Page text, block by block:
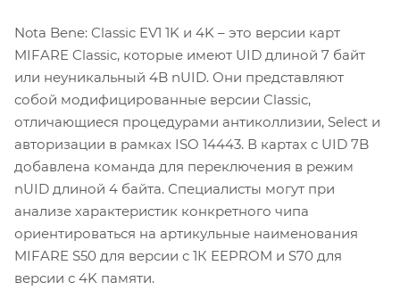
Nota Bene: Classic EV1 1K и 4K – это версии карт
MIFARE Classic, которые имеют UID длиной 7 байт
или неуникальный 4B nUID. Они представляют
собой модифицированные версии Classic,
отличающиеся процедурами антиколлизии, Select и
авторизации в рамках ISO 14443. В картах с UID 7B
добавлена команда для переключения в режим
nUID длиной 4 байта. Специалисты могут при
анализе характеристик конкретного чипа
ориентироваться на артикульные наименования
MIFARE S50 для версии с 1К EEPROM и S70 для
версии с 4K памяти.